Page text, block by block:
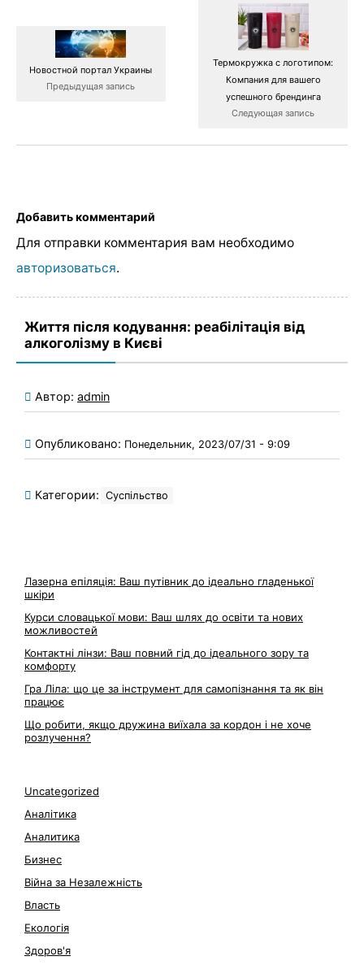
Новостной портал Украины
Предыдущая запись
Термокружка с логотипом:
Компания для вашего
успешного брендинга
Следующая запись
Добавить комментарий
Для отправки комментария вам необходимо
авторизоваться.
Життя після кодування: реабілітація від
алкоголізму в Києві
Автор: admin
Опубликовано: Понедельник, 2023/07/31 - 9:09
Категории: Суспільство
Лазерна епіляція: Ваш путівник до ідеально гладенької
шкіри
Курси словацької мови: Ваш шлях до освіти та нових
можливостей
Контактні лінзи: Ваш повний гід до ідеального зору та
комфорту
Гра Ліла: що це за інструмент для самопізнання та як він
працює
Що робити, якщо дружина виїхала за кордон і не хоче
розлучення?
Uncategorized
Аналітика
Аналитика
Бизнес
Війна за Незалежність
Власть
Екологія
Здоров'я